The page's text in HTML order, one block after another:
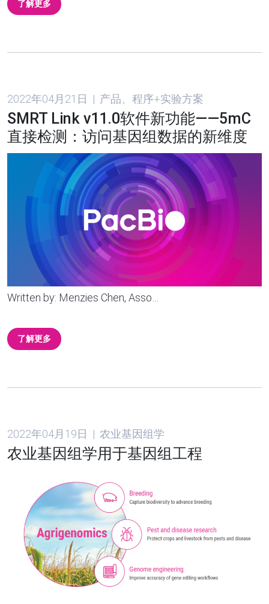
了解更多
2022年04月21日 | 产品、程序+实验方案
SMRT Link v11.0软件新功能——5mC
直接检测：访问基因组数据的新维度
Written by: Menzies Chen, Asso…
了解更多
2022年04月19日 | 农业基因组学
农业基因组学用于基因组工程